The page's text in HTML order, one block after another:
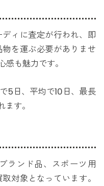
ィに査定が行われ、即
を運ぶ必要がありませ
も魅力です。
5日、平均で10日、最長
す。
ランド品、スポーツ用
対象となっています。